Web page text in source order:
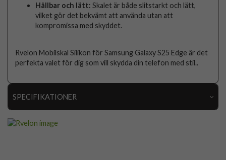
Hållbar och lätt: Skalet är både slitstarkt och lätt,
vilket gör det bekvämt att använda utan att
kompromissa med skyddet.
Rvelon Mobilskal Silikon för Samsung Galaxy S25 Edge är det
perfekta valet för dig som vill skydda din telefon med stil..
SPECIFIKATIONER